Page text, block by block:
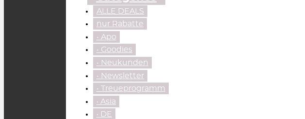
ALLE DEALS
nur Rabatte
• Apo
• Goodies
• Neukunden
• Newsletter
• Treueprogramm
‧ Asia
‧ DE